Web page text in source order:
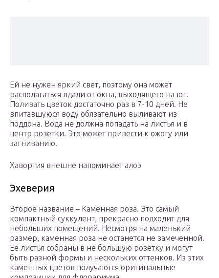
Ей не нужен яркий свет, поэтому она может
располагаться вдали от окна, выходящего на юг.
Поливать цветок достаточно раз в 7-10 дней. Не
впитавшуюся воду обязательно выливают из
поддона. Вода не должна попадать на листья и в
центр розетки. Это может привести к ожогу или
загниванию.
Хавортия внешне напоминает алоэ
Эхеверия
Второе название – Каменная роза. Это самый
компактный суккулент, прекрасно подходит для
небольших помещений. Несмотря на маленький
размер, каменная роза не останется не замеченной.
Ее листья собраны в не большую розетку и могут
быть разной формы и нескольких оттенков. Из этих
каменных цветов получаются оригинальные